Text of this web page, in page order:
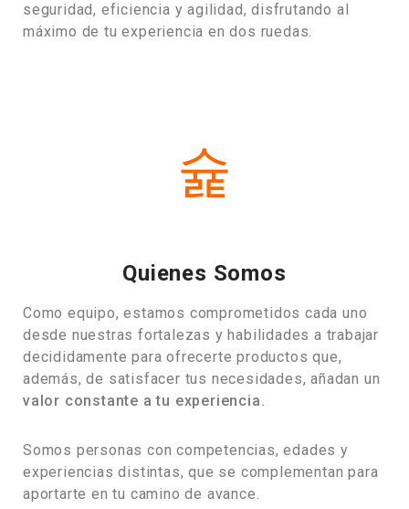
seguridad, eficiencia y agilidad, disfrutando al
máximo de tu experiencia en dos ruedas.
Quienes Somos
Como equipo, estamos comprometidos cada uno
desde nuestras fortalezas y habilidades a trabajar
decididamente para ofrecerte productos que,
además, de satisfacer tus necesidades, añadan un
valor constante a tu experiencia.
Somos personas con competencias, edades y
experiencias distintas, que se complementan para
aportarte en tu camino de avance.